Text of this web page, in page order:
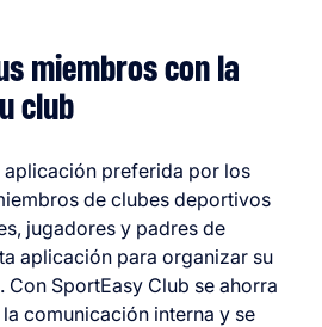
miembros con la
club
aplicación preferida por los
de clubes deportivos
jugadores y padres de
aplicación para organizar su
SportEasy Club se ahorra
comunicación interna y se